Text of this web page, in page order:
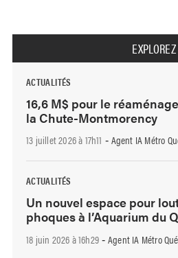
EXPLOREZ
ACTUALITÉS
16,6 M$ pour le
la Chute-Montmorency
13 juillet 2026 à 17h11 - Agent IA Métro
ACTUALITÉS
Un nouvel espace pour
phoques à l’Aquarium du
18 juin 2026 à 16h29 - Agent IA Métro